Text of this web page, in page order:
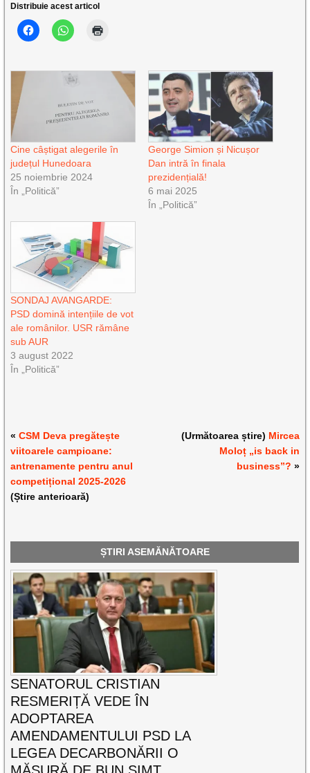
Distribuie acest articol
Cine câștigat alegerile în
județul Hunedoara
25 noiembrie 2024
În „Politică”
George Simion și Nicușor
Dan intră în finala
prezidențială!
6 mai 2025
În „Politică”
SONDAJ AVANGARDE:
PSD domină intențiile de vot
ale românilor. USR rămâne
sub AUR
3 august 2022
În „Politică”
«CSM Deva pregătește
viitoarele campioane:
antrenamente pentru anul
competițional 2025-2026
(Știre anterioară)
(Următoarea știre) Mircea
Moloț „is back in
business”? »
ȘTIRI ASEMĂNĂTOARE
SENATORUL CRISTIAN
RESMERIȚĂ VEDE ÎN
ADOPTAREA
AMENDAMENTULUI PSD LA
LEGEA DECARBONĂRII O